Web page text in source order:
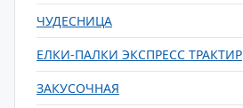
ЧУДЕСНИЦА
ЕЛКИ-ПАЛКИ ЭКСПРЕСС ТРАКТИР
ЗАКУСОЧНАЯ